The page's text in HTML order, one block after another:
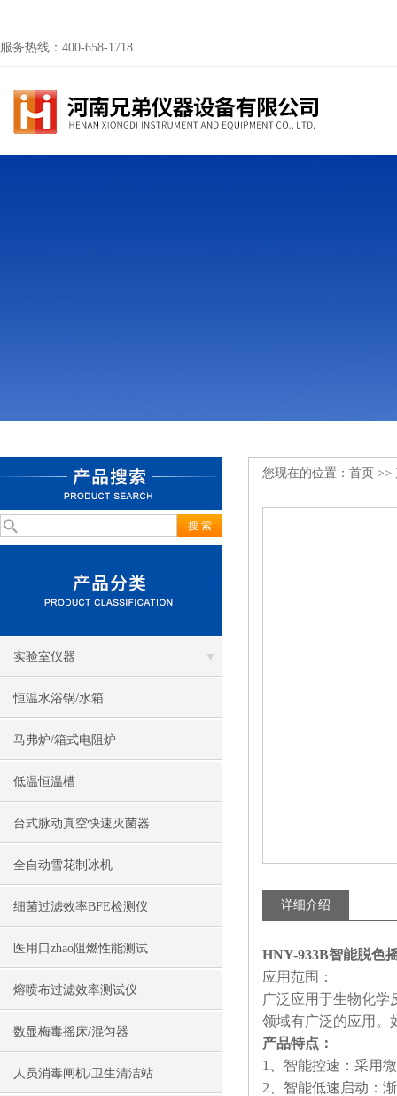
服务热线：400-658-1718
实验室仪器
恒温水浴锅/水箱
马弗炉/箱式电阻炉
低温恒温槽
台式脉动真空快速灭菌器
全自动雪花制冰机
细菌过滤效率BFE检测仪
医用口zhao阻燃性能测试
熔喷布过滤效率测试仪
数显梅毒摇床/混匀器
人员消毒闸机/卫生清洁站
您现在的位置： 首页 >>
详细介绍
HNY-933B智能脱色
应用范围：
广泛应用于生物化学
领域有广泛的应用。
产品特点：
1、智能控速：采用
2、智能低速启动：